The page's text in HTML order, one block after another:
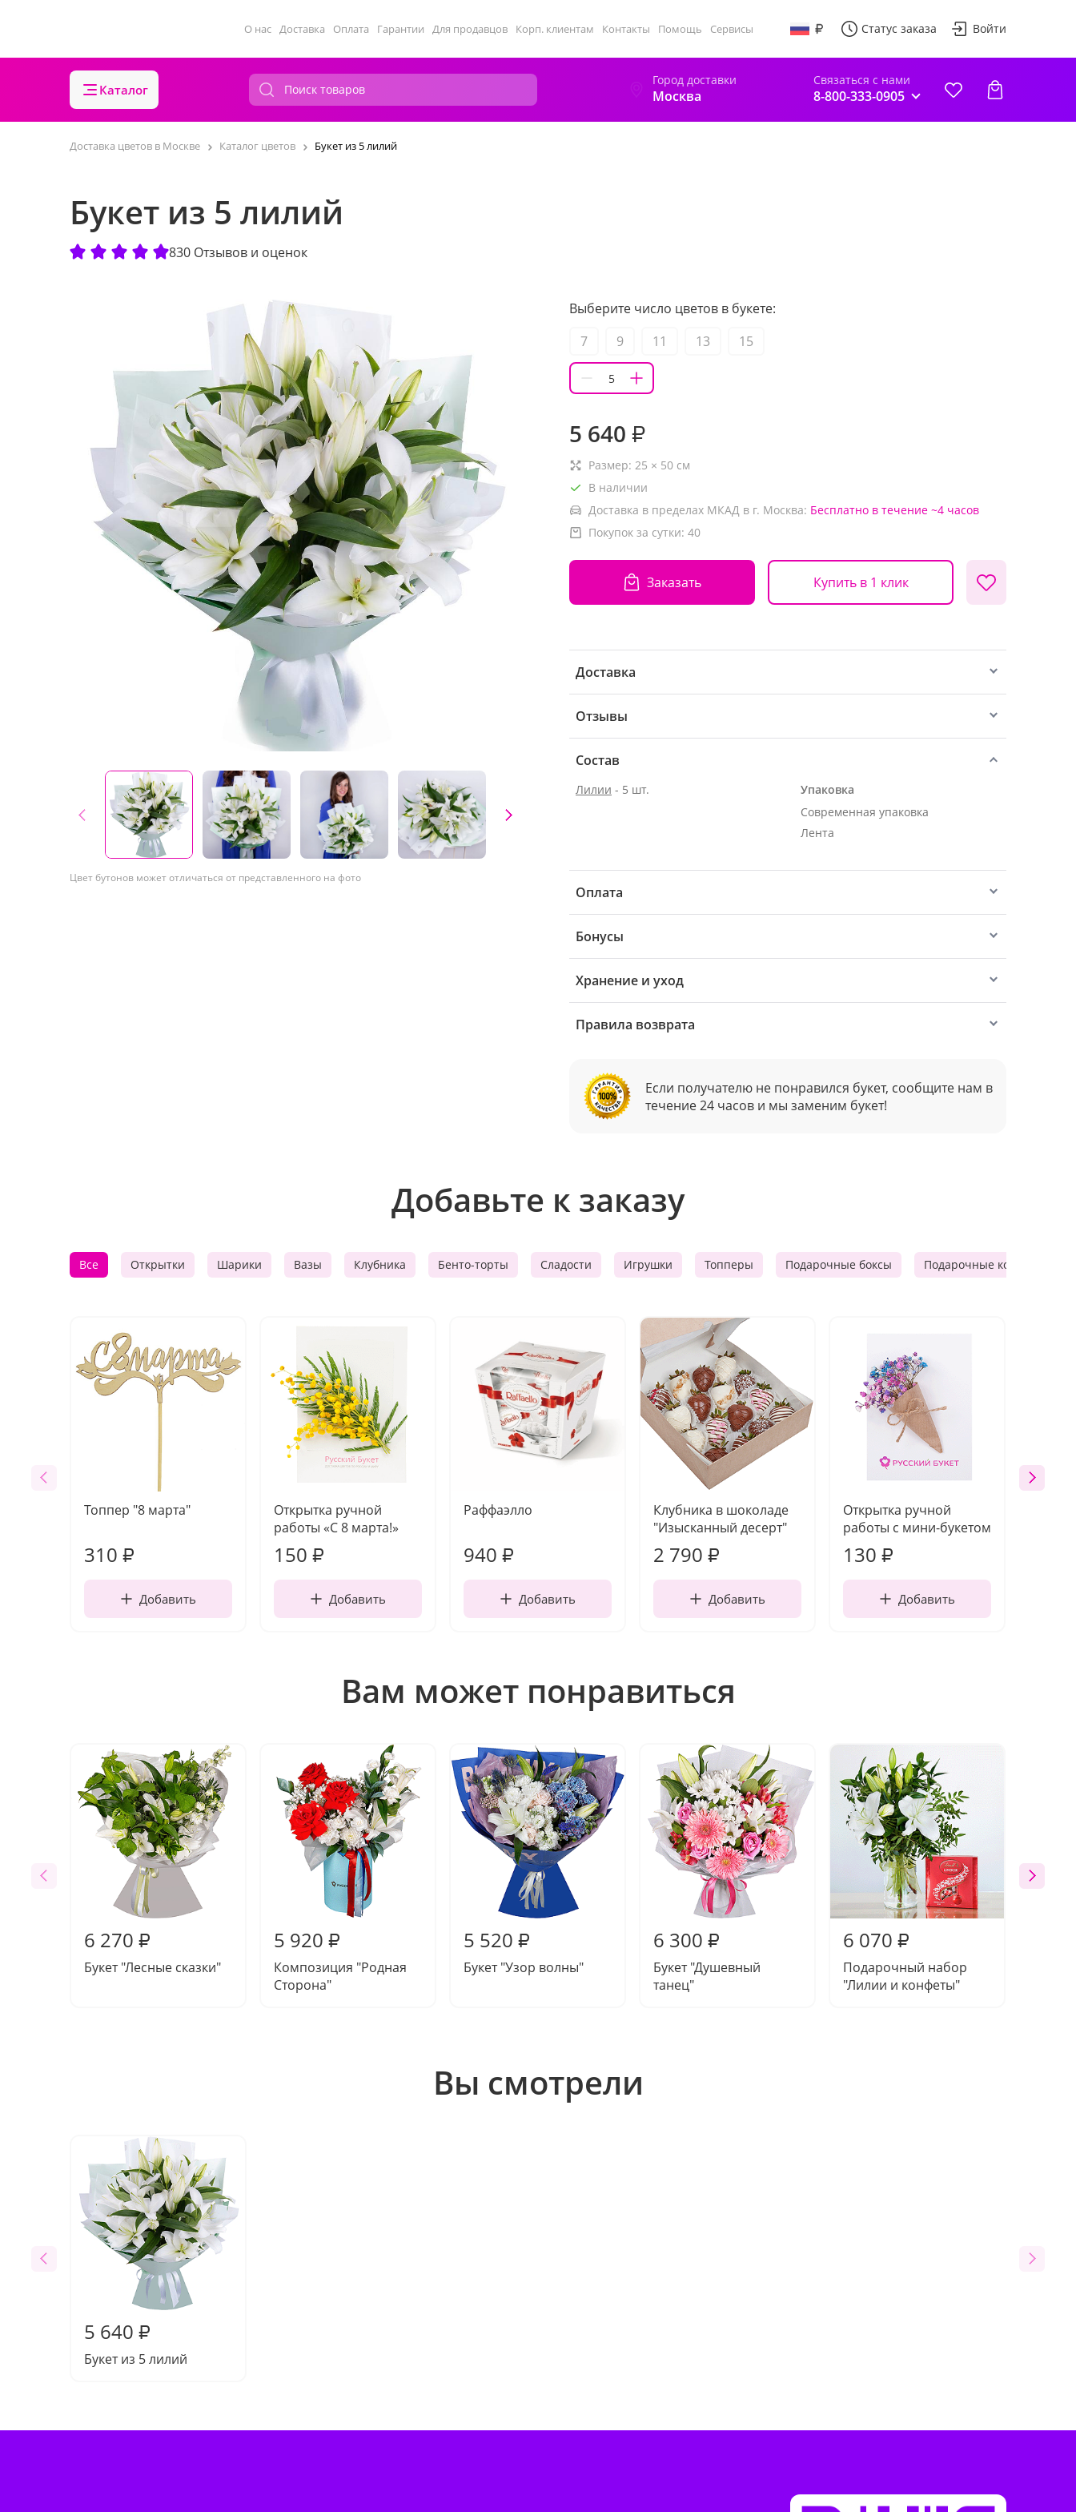
О нас Доставка Оплата Гарантии Для продавцов Корп. клиентам Контакты Помощь Сервисы Статус заказа Войти
Каталог
Город доставки
Москва
Связаться с нами
8-800-333-0905
Доставка цветов в Москве Каталог цветов Букет из 5 лилий
Букет из 5 лилий
830 Отзывов и оценок
Цвет бутонов может отличаться от представленного на фото
Выберите число цветов в букете:
7
9 11 13 15
5 640 ₽
Размер: 25 × 50 см
В наличии
Доставка в пределах МКАД в г. Москва: Бесплатно в течение ~4 часов
Покупок за сутки: 40
Заказать Купить в 1 клик
Доставка
Отзывы
Состав
Лилии - 5 шт.
Упаковка
Современная упаковка
Лента
Оплата
Бонусы
Хранение и уход
Правила возврата
Если получателю не понравился букет, сообщите нам в
течение 24 часов и мы заменим букет!
Добавьте к заказу
Все Открытки Шарики Вазы Клубника Бенто-торты Сладости Игрушки Топперы Подарочные боксы Подарочные корзины
Топпер "8 марта"
310 ₽
Добавить
Открытка ручной
работы «С 8 марта!»
150 ₽
Добавить
Раффаэлло
940 ₽
Добавить
Клубника в шоколаде
"Изысканный десерт"
2 790 ₽
Добавить
Открытка ручной
работы с мини-букетом
130 ₽
Добавить
Вам может понравиться
6 270 ₽
Букет "Лесные сказки"
5 920 ₽
Композиция "Родная
Сторона"
5 520 ₽
Букет "Узор волны"
6 300 ₽
Букет "Душевный
танец"
6 070 ₽
Подарочный набор
"Лилии и конфеты"
Вы смотрели
5 640 ₽
Букет из 5 лилий